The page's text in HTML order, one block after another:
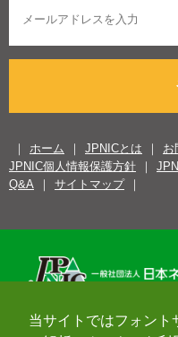
当サイトではフォント
ホーム JPNICとは お
JPNIC個人情報保護方針
Q&A
サイトマップ
Copyright© 1996-2026